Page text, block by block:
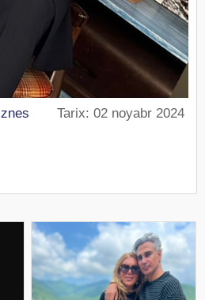
Tarix: 02 noyabr 2024